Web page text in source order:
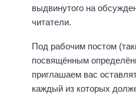
выдвинутого на
читатели.
Под рабочим постом
посвящённым
приглашаем вас
каждый из которых